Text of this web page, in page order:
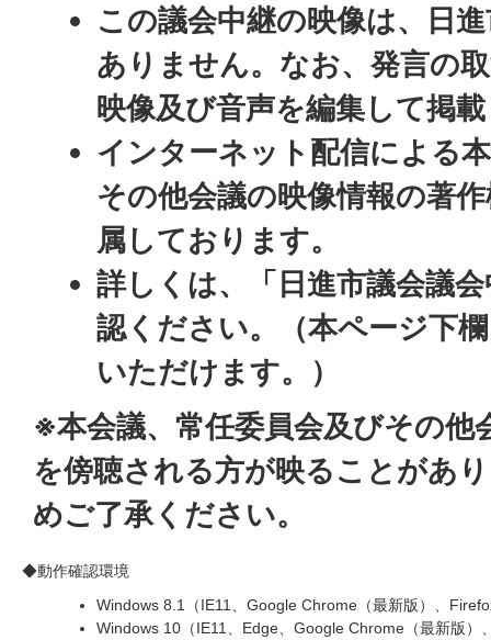
この議会中継の映像は、日
ありません。なお、発言の
映像及び音声を編集して掲
インターネット配信による
その他会議の映像情報の著
属しております。
詳しくは、「日進市議会議
認ください。（本ページ下
いただけます。）
※本会議、常任委員会及びその他
を傍聴される方が映ることがあ
めご了承ください。
◆動作確認環境
Windows 8.1（IE11、Google Chrome（最新版）、
Windows 10（IE11、Edge、Google Chrome（最新版）